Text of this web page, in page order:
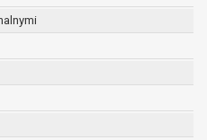
władzy publicznej
dane osobowe
wcześniej udzielonej
w treści zgody.
danych w celu wskazanym
udostępniane innym